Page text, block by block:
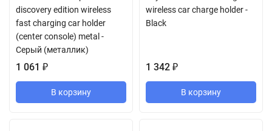
discovery edition wireless
fast charging car holder
(center console) metal -
Серый (металлик)
1 061 ₽
В корзину
wireless car charge holder -
Black
1 342 ₽
В корзину